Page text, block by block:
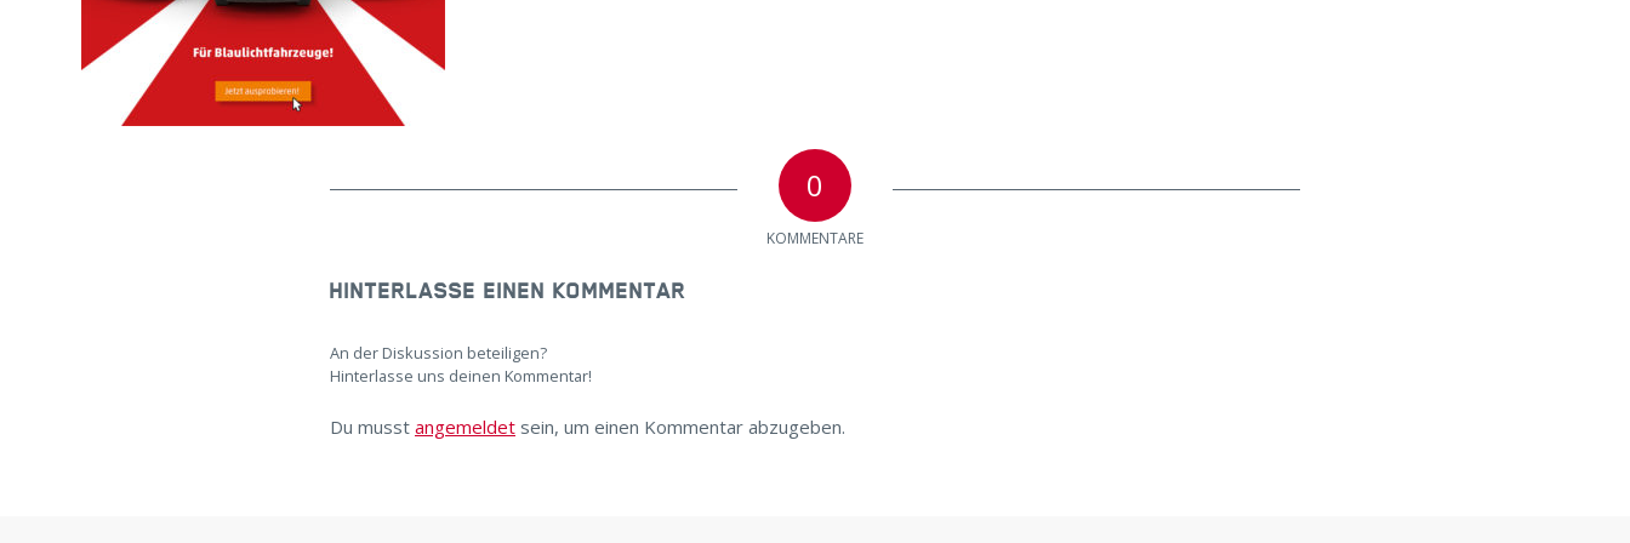
0
KOMMENTARE
HINTERLASSE EINEN KOMMENTAR
An der Diskussion beteiligen?
Hinterlasse uns deinen Kommentar!
Du musst angemeldet sein, um einen Kommentar abzugeben.